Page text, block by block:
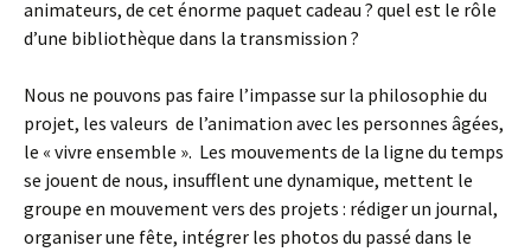
animateurs, de cet énorme paquet cadeau ? quel est le rôle
d’une bibliothèque dans la transmission ?
Nous ne pouvons pas faire l’impasse sur la philosophie du
projet, les valeurs de l’animation avec les personnes âgées,
le « vivre ensemble ». Les mouvements de la ligne du temps
se jouent de nous, insufflent une dynamique, mettent le
groupe en mouvement vers des projets : rédiger un journal,
organiser une fête, intégrer les photos du passé dans le